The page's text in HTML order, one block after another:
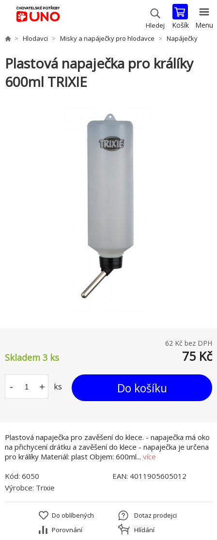
Hledej Košík Menu
Hlodavci Misky a napáječky pro hlodavce Napáječky
Plastová napaječka pro králíky
600ml TRIXIE
Plastová napaječka pro zavěšení do klece. - napaječka má oko
na přichycení drátku a zavěšení do klece - napaječka je určena
pro králíky Materiál: plast Objem: 600ml... více
62 Kč bez DPH
Skladem 3 ks 75 Kč
- + ks Do košíku
Kód: 6050 EAN: 4011905605012
Výrobce: Trixie
Do oblíbených
Porovnání
Dotaz prodejci
Hlídání